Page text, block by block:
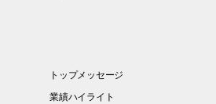
トップメッセージ
業績ハイライト